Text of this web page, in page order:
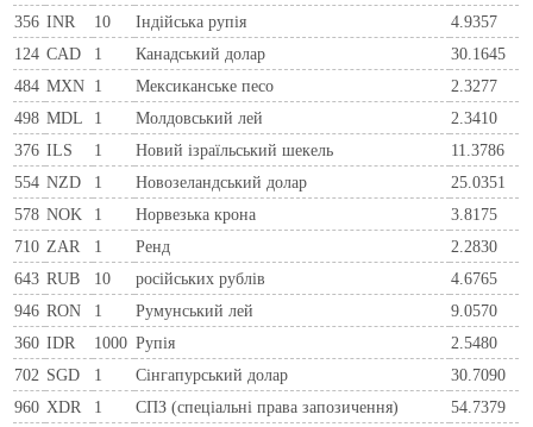
356 INR 10 Індійська рупія
4.9357
124 CAD 1 Канадський долар
30.1645
484 MXN 1 Мексиканське песо
2.3277
498 MDL 1 Молдовський лей
2.3410
376 ILS 1 Новий ізраїльський шекель
11.3786
554 NZD 1 Новозеландський долар
25.0351
578 NOK 1 Норвезька крона
3.8175
710 ZAR 1 Ренд
2.2830
643 RUB 10 російських рублів
4.6765
946 RON 1 Румунський лей
9.0570
360 IDR 1000 Рупія
2.5480
702 SGD 1 Сінгапурський долар
30.7090
960 XDR 1 СПЗ (спеціальні права запозичення)
54.7379